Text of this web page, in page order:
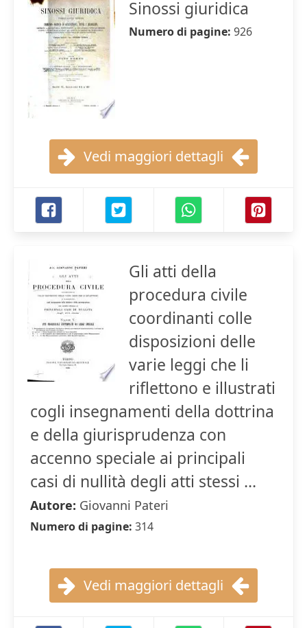
Sinossi giuridica
Numero di pagine: 926
Vedi maggiori dettagli
Gli atti della
procedura civile
coordinanti colle
disposizioni delle
varie leggi che li
riflettono e illustrati
cogli insegnamenti della dottrina
e della giurisprudenza con
accenno speciale ai principali
casi di nullità degli atti stessi ...
Autore: Giovanni Pateri
Numero di pagine: 314
Vedi maggiori dettagli